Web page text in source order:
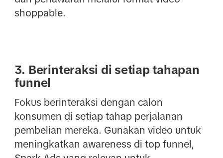
shoppable.
3. Berinteraksi di setiap tahapan
funnel
Fokus berinteraksi dengan calon
konsumen di setiap tahap perjalanan
pembelian mereka. Gunakan video untuk
meningkatkan awareness di top funnel,